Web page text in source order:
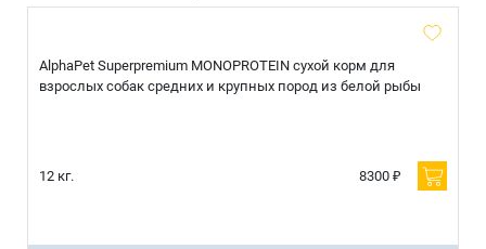
AlphaPet Superpremium MONOPROTEIN сухой корм для
взрослых собак средних и крупных пород из белой рыбы
12 кг. 8300 ₽